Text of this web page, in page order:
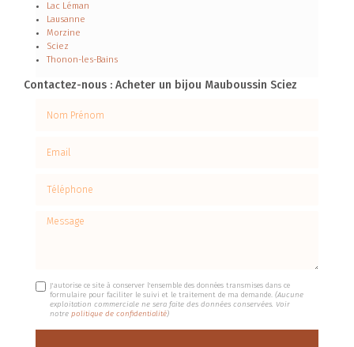
Lac Léman
Lausanne
Morzine
Sciez
Thonon-les-Bains
Contactez-nous : Acheter un bijou Mauboussin Sciez
Message
J'autorise ce site à conserver l'ensemble des données transmises dans ce
formulaire pour faciliter le suivi et le traitement de ma demande.(Aucune
exploitation commerciale ne sera faite des données conservées. Voir
notrepolitique de confidentialité)